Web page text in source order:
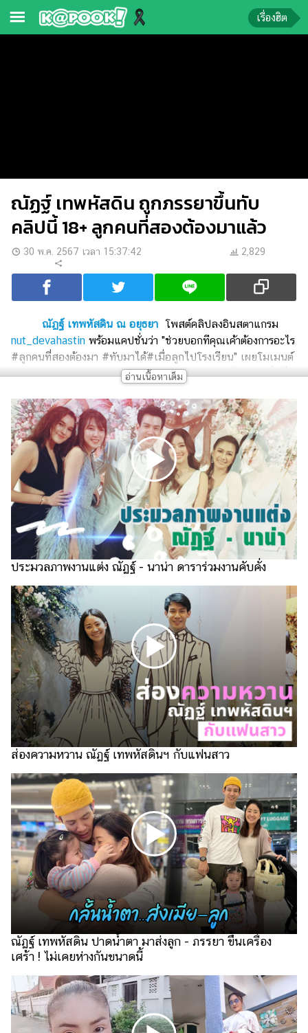
ตรวจ
หวย
บอล
สด
การ
ศึกษา
รูปภาพ
ดู
หนัง
Music
Station
ละคร
บันเทิง
เกาหลี
ไลฟ์
ไตล์
ดูด
วง
ผู้
หญิง
ผู้ชาย
สุขภาพ
ท่อง
เที่ยว
สูตร
อาหาร
ง่ายๆ
ช้อป
ปิ้ง
รถยนต์
และ
การ
ตกแต่ง
เรื่องฮิต
ณัฏฐ์ เทพหัสดิน ถูกภรรยาขึ้นทับ
คลิปนี้ 18+ ลูกคนที่สองต้องมาแล้ว
30 พ.ค. 2567 เวลา 15:37:42 2,829
ณัฏฐ์ เทพหัสดิน ณ อยุธยา โพสต์คลิปลงอินสตาแกรม
nut_devahastin พร้อมแคปชั่นว่า "ช่วยบอกทีคุณเค้าต้องการอะไร
#ลูกคนที่สองต้องมา #ทับมาได้#เมื่อลูกไปโรงเรียน" เผยโมเมนต์
น่ารัก ๆ กับภรรยา หลังถูกภรรยากอดไม่ยอมห่าง พร้อมแคปชั่นที่
ประมวลภาพงานแต่ง ณัฏฐ์ - นาน่า ดาราร่วมงานคับคั่ง
ส่องความหวาน ณัฏฐ์ เทพหัสดินฯ กับแฟนสาว
ณัฏฐ์ เทพหัสดิน ปาดน้ำตา มาส่งลูก - ภรรยา ขึ้นเครื่อง
เศร้า ! ไม่เคยห่างกันขนาดนี้